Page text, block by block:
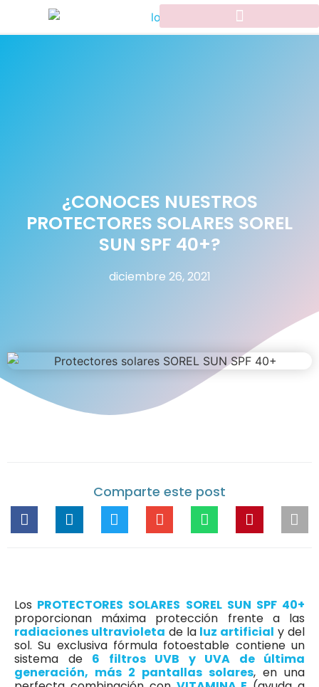
¿CONOCES NUESTROS
PROTECTORES SOLARES SOREL
SUN SPF 40+?
diciembre 26, 2021
Comparte este post
Los PROTECTORES SOLARES SOREL SUN SPF 40+
proporcionan máxima protección frente a las
radiaciones ultravioleta de la luz artificial y del
sol. Su exclusiva fórmula fotoestable contiene un
sistema de 6 filtros UVB y UVA de última
generación, más 2 pantallas solares, en una